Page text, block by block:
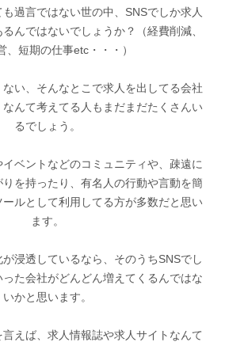
過言ではない世の中、SNSでしか求人
んではないでしょうか？（経費削減、
、短期の仕事etc・・・）
い、そんなとこで求人を出してる会社
んて考えてる人もまだまだたくさんい
るでしょう。
ベントなどのコミュニティや、疎遠に
を持ったり、有名人の行動や言動を簡
ルとして利用してる方が多数だと思い
ます。
浸透しているなら、そのうちSNSでし
た会社がどんどん増えてくるんではな
いかと思います。
えば、求人情報誌や求人サイトなんて